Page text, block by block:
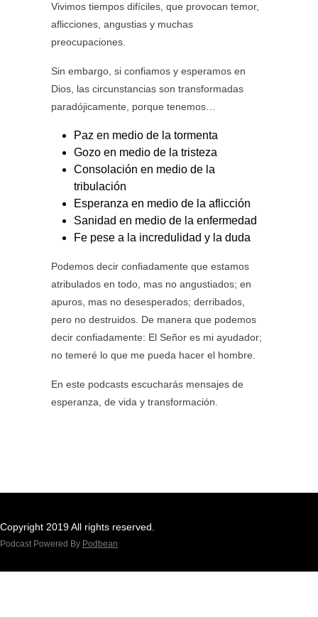
Vivimos tiempos difíciles, que provocan temor,
aflicciones, angustias y muchas
preocupaciones.
Sin embargo, si confiamos y esperamos en
Dios, las circunstancias son transformadas
paradójicamente, porque tenemos…
Paz en medio de la tormenta
Gozo en medio de la tristeza
Consolación en medio de la
tribulación
Esperanza en medio de la aflicción
Sanidad en medio de la enfermedad
Fe pese a la incredulidad y la duda
Podemos decir confiadamente que estamos
atribulados en todo, mas no angustiados; en
apuros, mas no desesperados; derribados,
pero no destruidos. De manera que podemos
decir confiadamente: El Señor es mi ayudador;
no temeré lo que me pueda hacer el hombre.
En este podcasts escucharás mensajes de
esperanza, de vida y transformación.
Copyright 2019 All rights reserved.
Podcast Powered By Podbean